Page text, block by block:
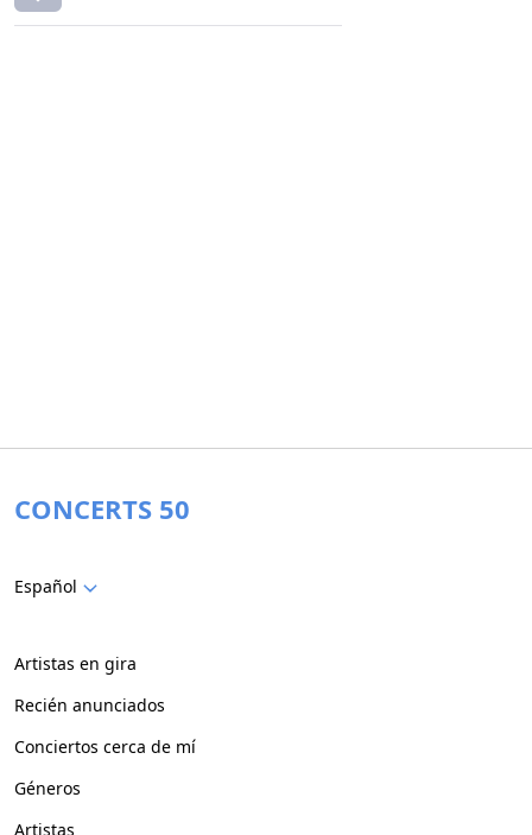
CONCERTS 50
Español
Artistas en gira
Recién anunciados
Conciertos cerca de mí
Géneros
Artistas